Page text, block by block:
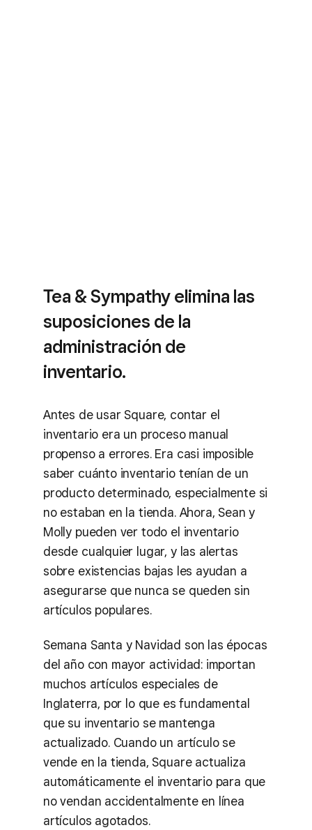
Tea & Sympathy elimina las
suposiciones de la
administración de
inventario.
Antes de usar Square, contar el
inventario era un proceso manual
propenso a errores. Era casi imposible
saber cuánto inventario tenían de un
producto determinado, especialmente si
no estaban en la tienda. Ahora, Sean y
Molly pueden ver todo el inventario
desde cualquier lugar, y las alertas
sobre existencias bajas les ayudan a
asegurarse que nunca se queden sin
artículos populares.
Semana Santa y Navidad son las épocas
del año con mayor actividad: importan
muchos artículos especiales de
Inglaterra, por lo que es fundamental
que su inventario se mantenga
actualizado. Cuando un artículo se
vende en la tienda, Square actualiza
automáticamente el inventario para que
no vendan accidentalmente en línea
artículos agotados.